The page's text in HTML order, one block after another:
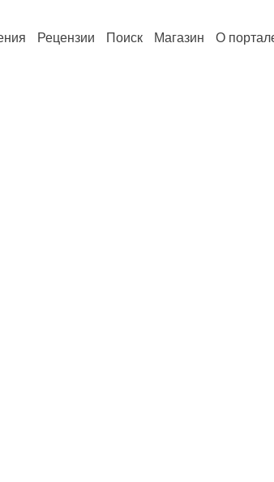
Рецензии Поиск Магазин О